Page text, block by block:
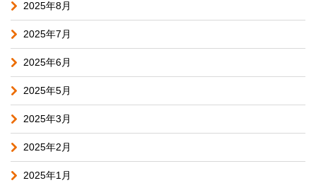
2025年8月
2025年7月
2025年6月
2025年5月
2025年3月
2025年2月
2025年1月